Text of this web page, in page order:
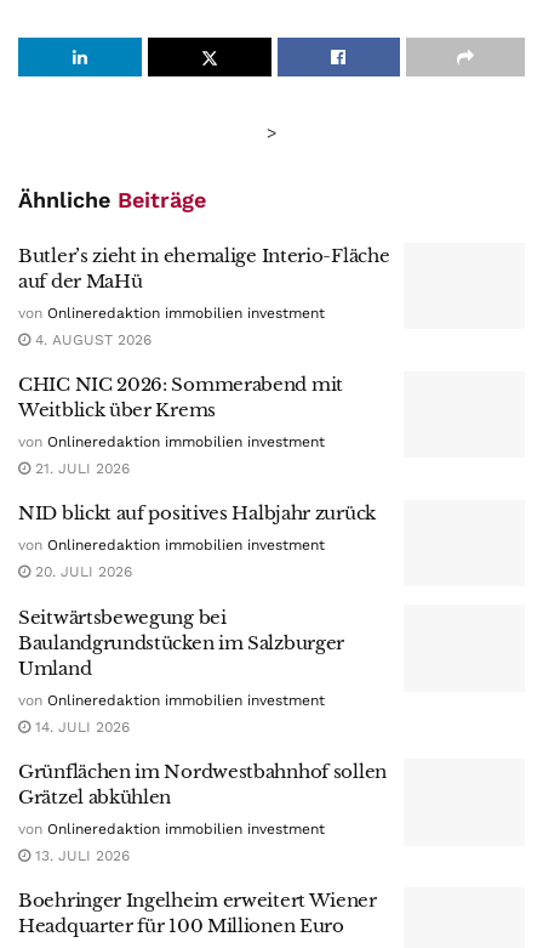
>
Ähnliche Beiträge
Butler’s zieht in ehemalige Interio-Fläche
auf der MaHü
von Onlineredaktion immobilien investment
4. AUGUST 2026
CHIC NIC 2026: Sommerabend mit
Weitblick über Krems
von Onlineredaktion immobilien investment
21. JULI 2026
NID blickt auf positives Halbjahr zurück
von Onlineredaktion immobilien investment
20. JULI 2026
Seitwärtsbewegung bei
Baulandgrundstücken im Salzburger
Umland
von Onlineredaktion immobilien investment
14. JULI 2026
Grünflächen im Nordwestbahnhof sollen
Grätzel abkühlen
von Onlineredaktion immobilien investment
13. JULI 2026
Boehringer Ingelheim erweitert Wiener
Headquarter für 100 Millionen Euro